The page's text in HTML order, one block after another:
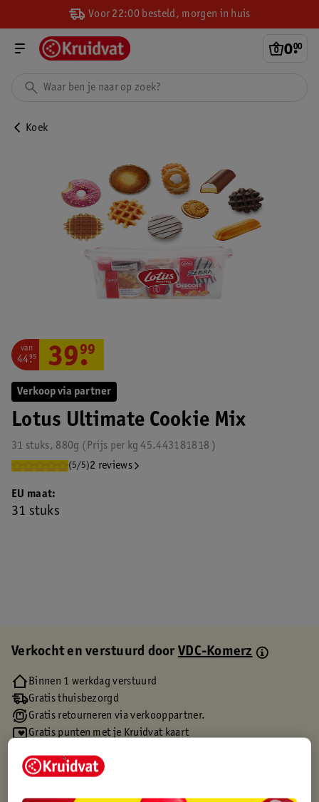
Voor 22:00 besteld, morgen in huis
0.
00
Koek
Verkoop via partner
Lotus Ultimate Cookie Mix
31 stuks, 880g 45.443181818
Prijs per kg
(5/5)2 reviews
van
44.
95 39.
99
EU maat
31 stuks
Verkocht en verstuurd doorVDC-Komerz
Binnen 1 werkdag verstuurd
Gratis thuisbezorgd
Gratis retourneren via verkooppartner.
Gratis punten met je Kruidvat kaart